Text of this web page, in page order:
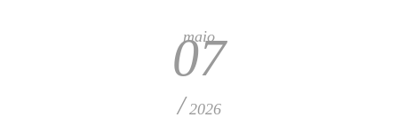
maio
07
/ 2026